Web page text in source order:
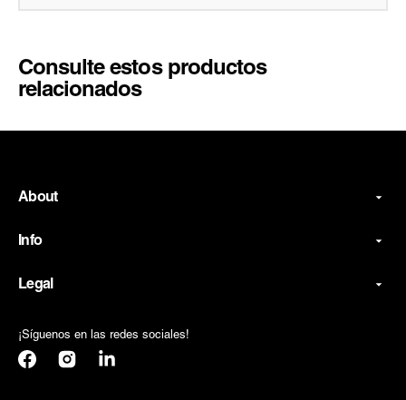
Consulte estos productos
relacionados
About
Info
Legal
¡Síguenos en las redes sociales!
FacebookInstagramTranslation